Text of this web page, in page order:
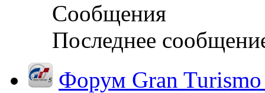
Сообщения
Последнее
Форум Gran